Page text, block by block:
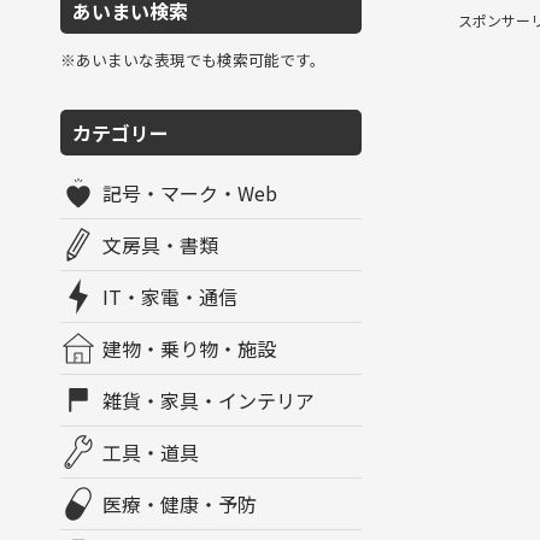
あいまい検索
※あいまいな表現でも検索可能です。
カテゴリー
記号・マーク・Web
文房具・書類
IT・家電・通信
建物・乗り物・施設
雑貨・家具・インテリア
工具・道具
医療・健康・予防
スポンサー